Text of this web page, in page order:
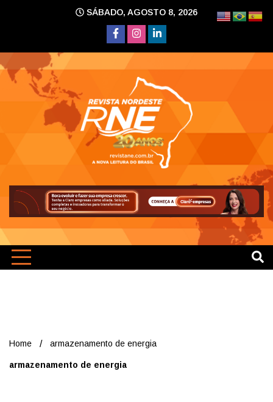
SÁBADO, AGOSTO 8, 2026
Home armazenamento de energia
armazenamento de energia